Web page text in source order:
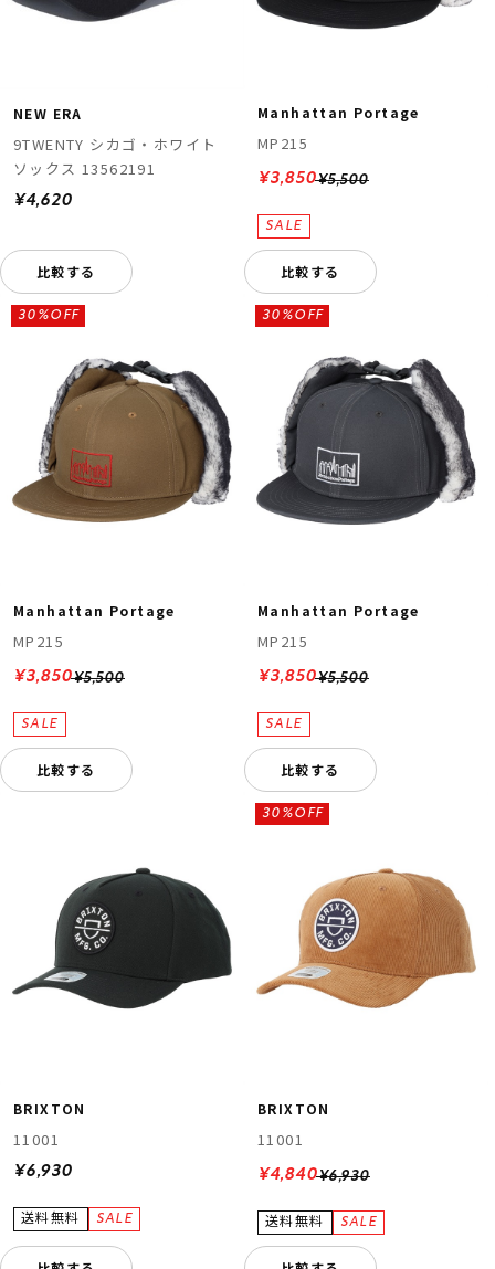
NEW ERA
9TWENTY シカゴ・ホワイト
ソックス 13562191
¥4,620
比較する
Manhattan Portage
MP215
¥5,500
¥3,850
比較する
Manhattan Portage
MP215
¥5,500
30%OFF
¥3,850
比較する
Manhattan Portage
MP215
¥5,500
30%OFF
¥3,850
比較する
BRIXTON
11001
¥6,930
BRIXTON
11001
¥6,930
30%OFF
¥4,840